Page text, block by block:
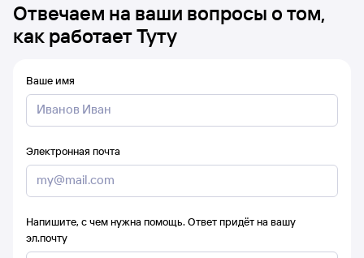
Отвечаем на ваши вопросы о том,
как работает Туту
Ваше имя
Электронная почта
Напишите, с чем нужна помощь. Ответ придёт на вашу
эл.почту